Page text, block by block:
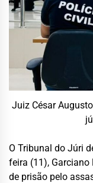
Juiz César
O Tribunal do Júri
feira (11), Garciano
de prisão pelo